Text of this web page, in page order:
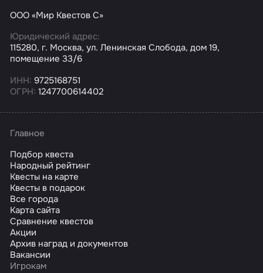
ООО «Мир Квестов С»
Юридический адрес:
115280, г. Москва, ул. Ленинская Слобода, дом 19,
помещение 33/6
ИНН: 9725168751
ОГРН: 1247700614402
Главное
Подбор квеста
Народный рейтинг
Квесты на карте
Квесты в подарок
Все города
Карта сайта
Сравнение квестов
Акции
Архив наград и документов
Вакансии
Игрокам